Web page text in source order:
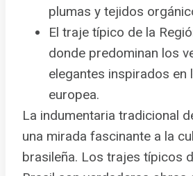
plumas y tejidos
El traje típico de la
donde predominan los
elegantes inspirados en
europea.
La indumentaria tradicional
una mirada fascinante a la
brasileña. Los trajes típicos